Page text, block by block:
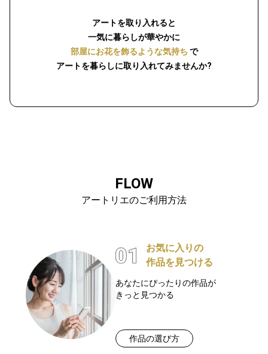
アートを取り入れると
一気に暮らしが華やかに
部屋にお花を飾るような気持ち で
アートを暮らしに取り入れてみませんか?
FLOW
アートリエのご利用方法
お気に入りの
作品を見つける
あなたにぴったりの作品が
きっと見つかる
作品の選び方